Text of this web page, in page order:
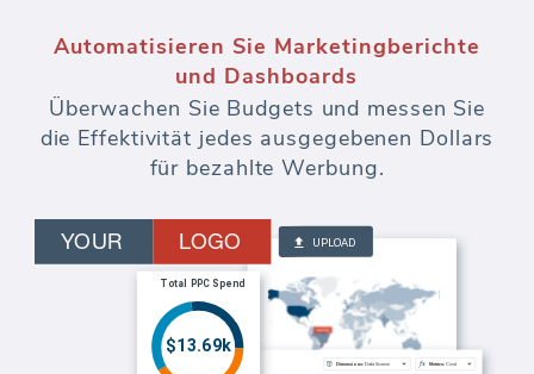
Automatisieren Sie Marketingberichte
und Dashboards
Überwachen Sie Budgets und messen Sie
die Effektivität jedes ausgegebenen Dollars
für bezahlte Werbung.